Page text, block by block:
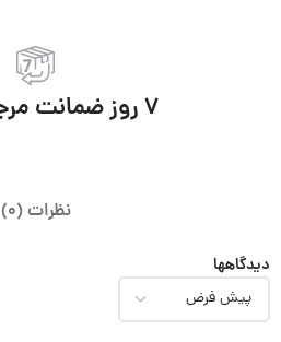
7 روز ضمانت مرجوعی کالا
نظرات (0)
دیدگاهها